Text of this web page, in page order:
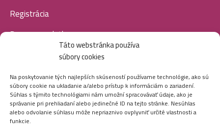
Táto webstránka používa
súbory cookies
Na poskytovanie tých najlepších skúseností používame technológie, ako sú
súbory cookie na ukladanie a/alebo prístup k informáciám o zariadení.
Súhlas s týmito technológiami nám umožní spracovávať údaje, ako je
správanie pri prehliadaní alebo jedinečné ID na tejto stránke. Nesúhlas
alebo odvolanie súhlasu môže nepriaznivo ovplyvniť určité vlastnosti a
funkcie.
Registrácia
Doprava a platba
SOCIÁLNE SIETE